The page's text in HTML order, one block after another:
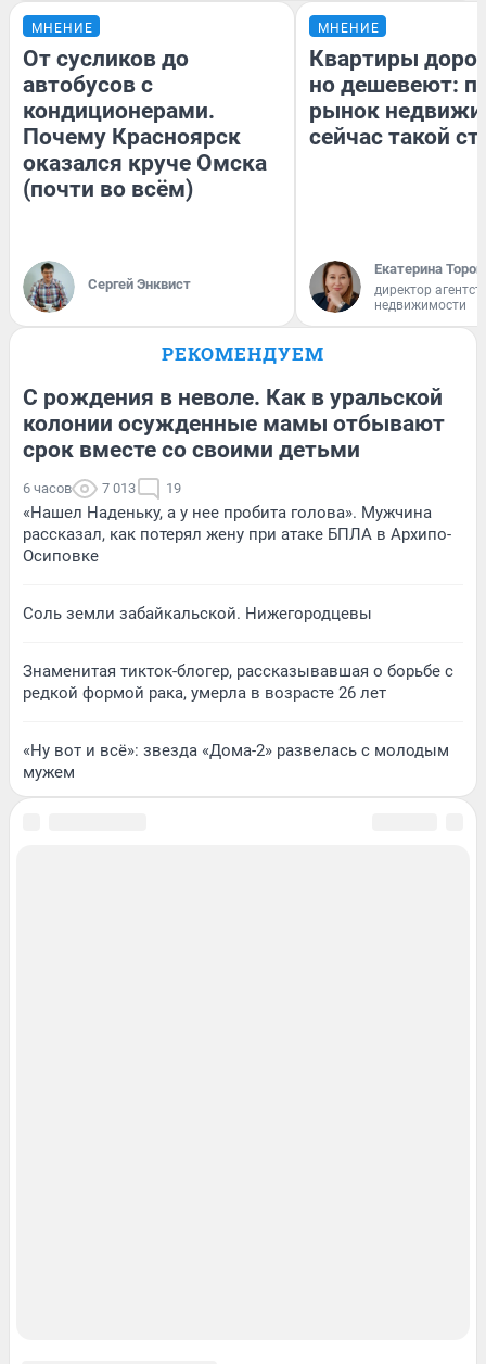
МНЕНИЕ
От сусликов до
автобусов с
кондиционерами.
Почему Красноярск
оказался круче Омска
(почти во всём)
Сергей Энквист
МНЕНИЕ
Квартиры
но дешевеют:
рынок
сейчас такой
Екатерина
директор
недвижимости
РЕКОМЕНДУЕМ
С рождения в неволе. Как в уральской
колонии осужденные мамы отбывают
срок вместе со своими детьми
6 часов 7 013 19
«Нашел Наденьку, а у нее пробита голова». Мужчина
рассказал, как потерял жену при атаке БПЛА в Архипо-
Осиповке
Соль земли забайкальской. Нижегородцевы
Знаменитая тикток-блогер, рассказывавшая о борьбе с
редкой формой рака, умерла в возрасте 26 лет
«Ну вот и всё»: звезда «Дома-2» развелась с молодым
мужем